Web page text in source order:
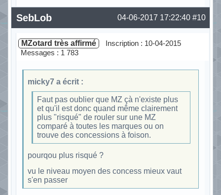
Hors ligne #10
04-06-2017 17:22:40
SebLob
MZotard très affirmé
Inscription : 10-04-2015
Messages : 1 783
micky7 a écrit :
Faut pas oublier que MZ çà n'existe plus
et qu'il est donc quand même clairement
plus "risqué" de rouler sur une MZ
comparé à toutes les marques ou on
trouve des concessions à foison.
pourqou plus risqué ?
vu le niveau moyen des concess mieux vaut
s'en passer